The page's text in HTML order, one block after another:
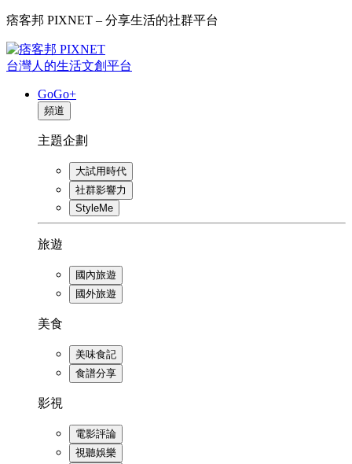
痞客邦 PIXNET – 分享生活的社群平台
台灣人的生活文創平台
GoGo+
頻道
主題企劃
大試用時代
社群影響力
StyleMe
旅遊
國內旅遊
國外旅遊
美食
美味食記
食譜分享
影視
電影評論
視聽娛樂